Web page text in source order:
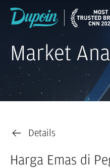
Market
Details
Harga Emas di